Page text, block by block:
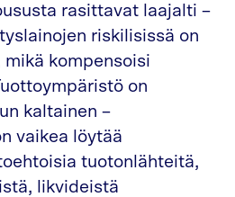
rasittavat laajalti –
riskilisissä on
kompensoisi
on
kaltainen –
vaikea löytää
tuotonlähteitä,
likvideistä